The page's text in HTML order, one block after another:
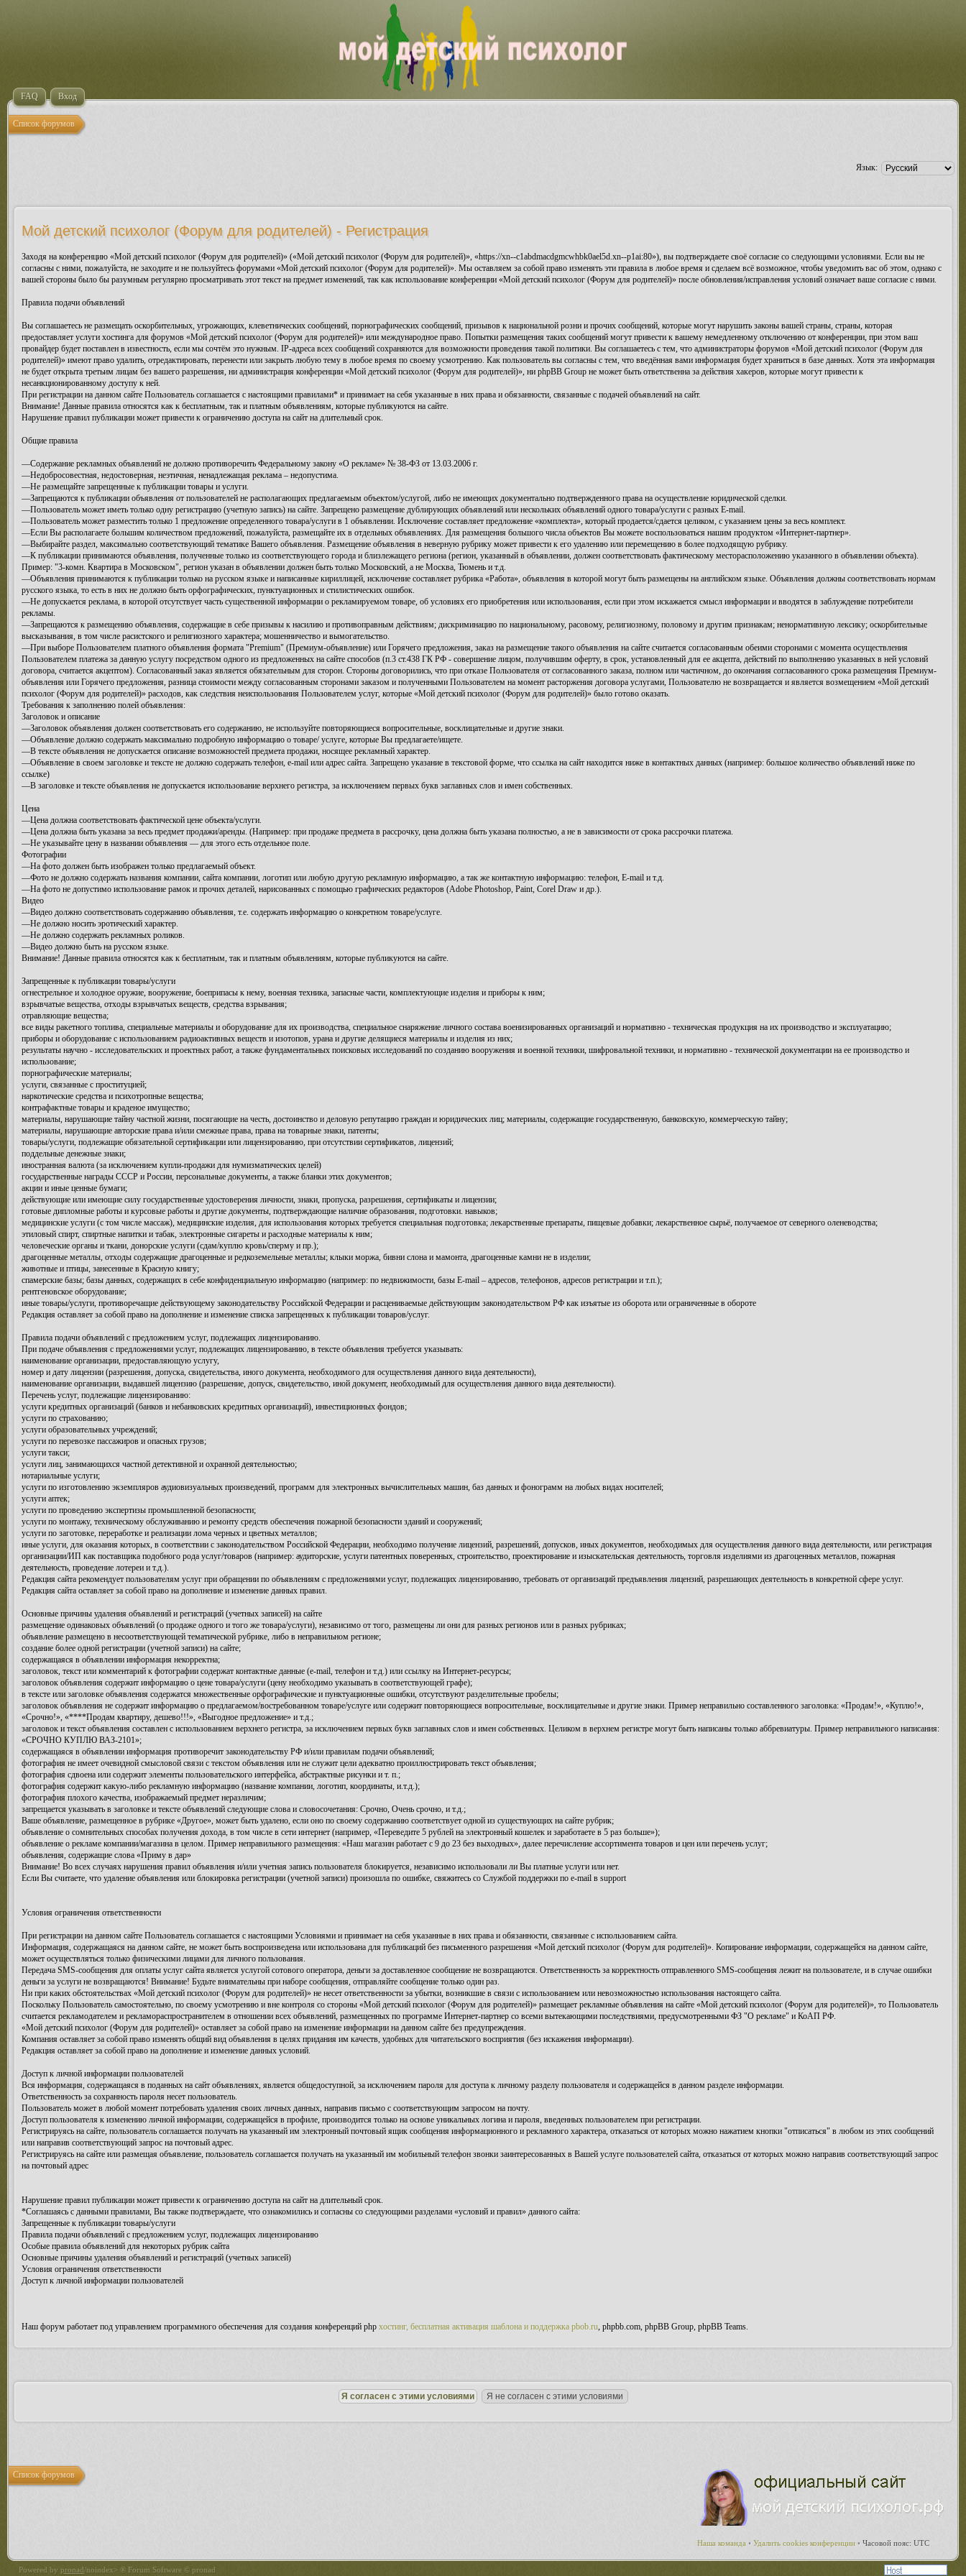
FAQ Вход
Список форумов
Язык:
Мой детский психолог (Форум для родителей) - Регистрация
Заходя на конференцию «Мой детский психолог (Форум для родителей)» («Мой детский психолог (Форум для родителей)», «https://xn--c1abdmacdgmcwhbk0ael5d.xn--p1ai:80»), вы подтверждаете своё согласие со следующими условиями. Если вы не
согласны с ними, пожалуйста, не заходите и не пользуйтесь форумами «Мой детский психолог (Форум для родителей)». Мы оставляем за собой право изменять эти правила в любое время и сделаем всё возможное, чтобы уведомить вас об этом, однако с
вашей стороны было бы разумным регулярно просматривать этот текст на предмет изменений, так как использование конференции «Мой детский психолог (Форум для родителей)» после обновления/исправления условий означает ваше согласие с ними.
Правила подачи объявлений
Вы соглашаетесь не размещать оскорбительных, угрожающих, клеветнических сообщений, порнографических сообщений, призывов к национальной розни и прочих сообщений, которые могут нарушить законы вашей страны, страны, которая
предоставляет услуги хостинга для форумов «Мой детский психолог (Форум для родителей)» или международное право. Попытки размещения таких сообщений могут привести к вашему немедленному отключению от конференции, при этом ваш
провайдер будет поставлен в известность, если мы сочтём это нужным. IP-адреса всех сообщений сохраняются для возможности проведения такой политики. Вы соглашаетесь с тем, что администраторы форумов «Мой детский психолог (Форум для
родителей)» имеют право удалить, отредактировать, перенести или закрыть любую тему в любое время по своему усмотрению. Как пользователь вы согласны с тем, что введённая вами информация будет храниться в базе данных. Хотя эта информация
не будет открыта третьим лицам без вашего разрешения, ни администрация конференции «Мой детский психолог (Форум для родителей)», ни phpBB Group не может быть ответственна за действия хакеров, которые могут привести к
несанкционированному доступу к ней.
При регистрации на данном сайте Пользователь соглашается с настоящими правилами* и принимает на себя указанные в них права и обязанности, связанные с подачей объявлений на сайт.
Внимание! Данные правила относятся как к бесплатным, так и платным объявлениям, которые публикуются на сайте.
Нарушение правил публикации может привести к ограничению доступа на сайт на длительный срок.
Общие правила
—Содержание рекламных объявлений не должно противоречить Федеральному закону «О рекламе» № 38-ФЗ от 13.03.2006 г.
—Недобросовестная, недостоверная, неэтичная, ненадлежащая реклама – недопустима.
—Не размещайте запрещенные к публикации товары и услуги.
—Запрещаются к публикации объявления от пользователей не располагающих предлагаемым объектом/услугой, либо не имеющих документально подтвержденного права на осуществление юридической сделки.
—Пользователь может иметь только одну регистрацию (учетную запись) на сайте. Запрещено размещение дублирующих объявлений или нескольких объявлений одного товара/услуги с разных E-mail.
—Пользователь может разместить только 1 предложение определенного товара/услуги в 1 объявлении. Исключение составляет предложение «комплекта», который продается/сдается целиком, с указанием цены за весь комплект.
—Если Вы располагаете большим количеством предложений, пожалуйста, размещайте их в отдельных объявлениях. Для размещения большого числа объектов Вы можете воспользоваться нашим продуктом «Интернет-партнер».
—Выбирайте раздел, максимально соответствующий тематике Вашего объявления. Размещение объявления в неверную рубрику может привести к его удалению или перемещению в более подходящую рубрику.
—К публикации принимаются объявления, полученные только из соответствующего города и близлежащего региона (регион, указанный в объявлении, должен соответствовать фактическому месторасположению указанного в объявлении объекта).
Пример: "3-комн. Квартира в Московском", регион указан в объявлении должен быть только Московский, а не Москва, Тюмень и т.д.
—Объявления принимаются к публикации только на русском языке и написанные кириллицей, исключение составляет рубрика «Работа», объявления в которой могут быть размещены на английском языке. Объявления должны соответствовать нормам
русского языка, то есть в них не должно быть орфографических, пунктуационных и стилистических ошибок.
—Не допускается реклама, в которой отсутствует часть существенной информации о рекламируемом товаре, об условиях его приобретения или использования, если при этом искажается смысл информации и вводятся в заблуждение потребители
рекламы.
—Запрещаются к размещению объявления, содержащие в себе призывы к насилию и противоправным действиям; дискриминацию по национальному, расовому, религиозному, половому и другим признакам; ненормативную лексику; оскорбительные
высказывания, в том числе расистского и религиозного характера; мошенничество и вымогательство.
—При выборе Пользователем платного объявления формата "Premium" (Премиум-объявление) или Горячего предложения, заказ на размещение такого объявления на сайте считается согласованным обеими сторонами с момента осуществления
Пользователем платежа за данную услугу посредством одного из предложенных на сайте способов (п.3 ст.438 ГК РФ - совершение лицом, получившим оферту, в срок, установленный для ее акцепта, действий по выполнению указанных в ней условий
договора, считается акцептом). Согласованный заказ является обязательным для сторон. Стороны договорились, что при отказе Пользователя от согласованного заказа, полном или частичном, до окончания согласованного срока размещения Премиум-
объявления или Горячего предложения, разница стоимости между согласованным сторонами заказом и полученными Пользователем на момент расторжения договора услугами, Пользователю не возвращается и является возмещением «Мой детский
психолог (Форум для родителей)» расходов, как следствия неиспользования Пользователем услуг, которые «Мой детский психолог (Форум для родителей)» было готово оказать.
Требования к заполнению полей объявления:
Заголовок и описание
—Заголовок объявления должен соответствовать его содержанию, не используйте повторяющиеся вопросительные, восклицательные и другие знаки.
—Объявление должно содержать максимально подробную информацию о товаре/ услуге, которые Вы предлагаете/ищете.
—В тексте объявления не допускается описание возможностей предмета продажи, носящее рекламный характер.
—Объявление в своем заголовке и тексте не должно содержать телефон, e-mail или адрес сайта. Запрещено указание в текстовой форме, что ссылка на сайт находится ниже в контактных данных (например: большое количество объявлений ниже по
ссылке)
—В заголовке и тексте объявления не допускается использование верхнего регистра, за исключением первых букв заглавных слов и имен собственных.
Цена
—Цена должна соответствовать фактической цене объекта/услуги.
—Цена должна быть указана за весь предмет продажи/аренды. (Например: при продаже предмета в рассрочку, цена должна быть указана полностью, а не в зависимости от срока рассрочки платежа.
—Не указывайте цену в названии объявления — для этого есть отдельное поле.
Фотографии
—На фото должен быть изображен только предлагаемый объект.
—Фото не должно содержать названия компании, сайта компании, логотип или любую другую рекламную информацию, а так же контактную информацию: телефон, E-mail и т.д.
—На фото не допустимо использование рамок и прочих деталей, нарисованных с помощью графических редакторов (Adobe Photoshop, Paint, Corel Draw и др.).
Видео
—Видео должно соответствовать содержанию объявления, т.е. содержать информацию о конкретном товаре/услуге.
—Не должно носить эротический характер.
—Не должно содержать рекламных роликов.
—Видео должно быть на русском языке.
Внимание! Данные правила относятся как к бесплатным, так и платным объявлениям, которые публикуются на сайте.
Запрещенные к публикации товары/услуги
огнестрельное и холодное оружие, вооружение, боеприпасы к нему, военная техника, запасные части, комплектующие изделия и приборы к ним;
взрывчатые вещества, отходы взрывчатых веществ, средства взрывания;
отравляющие вещества;
все виды ракетного топлива, специальные материалы и оборудование для их производства, специальное снаряжение личного состава военизированных организаций и нормативно - техническая продукция на их производство и эксплуатацию;
приборы и оборудование с использованием радиоактивных веществ и изотопов, урана и другие делящиеся материалы и изделия из них;
результаты научно - исследовательских и проектных работ, а также фундаментальных поисковых исследований по созданию вооружения и военной техники, шифровальной техники, и нормативно - технической документации на ее производство и
использование;
порнографические материалы;
услуги, связанные с проституцией;
наркотические средства и психотропные вещества;
контрафактные товары и краденое имущество;
материалы, нарушающие тайну частной жизни, посягающие на честь, достоинство и деловую репутацию граждан и юридических лиц; материалы, содержащие государственную, банковскую, коммерческую тайну;
материалы, нарушающие авторские права и/или смежные права, права на товарные знаки, патенты;
товары/услуги, подлежащие обязательной сертификации или лицензированию, при отсутствии сертификатов, лицензий;
поддельные денежные знаки;
иностранная валюта (за исключением купли-продажи для нумизматических целей)
государственные награды СССР и России, персональные документы, а также бланки этих документов;
акции и иные ценные бумаги;
действующие или имеющие силу государственные удостоверения личности, знаки, пропуска, разрешения, сертификаты и лицензии;
готовые дипломные работы и курсовые работы и другие документы, подтверждающие наличие образования, подготовки. навыков;
медицинские услуги (с том числе массаж), медицинские изделия, для использования которых требуется специальная подготовка; лекарственные препараты, пищевые добавки; лекарственное сырьё, получаемое от северного оленеводства;
этиловый спирт, спиртные напитки и табак, электронные сигареты и расходные материалы к ним;
человеческие органы и ткани, донорские услуги (сдам/куплю кровь/сперму и пр.);
драгоценные металлы, отходы содержащие драгоценные и редкоземельные металлы; клыки моржа, бивни слона и мамонта, драгоценные камни не в изделии;
животные и птицы, занесенные в Красную книгу;
спамерские базы; базы данных, содержащих в себе конфиденциальную информацию (например: по недвижимости, базы E-mail – адресов, телефонов, адресов регистрации и т.п.);
рентгеновское оборудование;
иные товары/услуги, противоречащие действующему законодательству Российской Федерации и расцениваемые действующим законодательством РФ как изъятые из оборота или ограниченные в обороте
Редакция оставляет за собой право на дополнение и изменение списка запрещенных к публикации товаров/услуг.
Правила подачи объявлений с предложением услуг, подлежащих лицензированию.
При подаче объявления с предложениями услуг, подлежащих лицензированию, в тексте объявления требуется указывать:
наименование организации, предоставляющую услугу,
номер и дату лицензии (разрешения, допуска, свидетельства, иного документа, необходимого для осуществления данного вида деятельности),
наименование организации, выдавшей лицензию (разрешение, допуск, свидетельство, иной документ, необходимый для осуществления данного вида деятельности).
Перечень услуг, подлежащие лицензированию:
услуги кредитных организаций (банков и небанковских кредитных организаций), инвестиционных фондов;
услуги по страхованию;
услуги образовательных учреждений;
услуги по перевозке пассажиров и опасных грузов;
услуги такси;
услуги лиц, занимающихся частной детективной и охранной деятельностью;
нотариальные услуги;
услуги по изготовлению экземпляров аудиовизуальных произведений, программ для электронных вычислительных машин, баз данных и фонограмм на любых видах носителей;
услуги аптек;
услуги по проведению экспертизы промышленной безопасности;
услуги по монтажу, техническому обслуживанию и ремонту средств обеспечения пожарной безопасности зданий и сооружений;
услуги по заготовке, переработке и реализации лома черных и цветных металлов;
иные услуги, для оказания которых, в соответствии с законодательством Российской Федерации, необходимо получение лицензий, разрешений, допусков, иных документов, необходимых для осуществления данного вида деятельности, или регистрация
организации/ИП как поставщика подобного рода услуг/товаров (например: аудиторские, услуги патентных поверенных, строительство, проектирование и изыскательская деятельность, торговля изделиями из драгоценных металлов, пожарная
деятельность, проведение лотереи и т.д.).
Редакция сайта рекомендует пользователям услуг при обращении по объявлениям с предложениями услуг, подлежащих лицензированию, требовать от организаций предъявления лицензий, разрешающих деятельность в конкретной сфере услуг.
Редакция сайта оставляет за собой право на дополнение и изменение данных правил.
Основные причины удаления объявлений и регистраций (учетных записей) на сайте
размещение одинаковых объявлений (о продаже одного и того же товара/услуги), независимо от того, размещены ли они для разных регионов или в разных рубриках;
объявление размещено в несоответствующей тематической рубрике, либо в неправильном регионе;
создание более одной регистрации (учетной записи) на сайте;
содержащаяся в объявлении информация некорректна;
заголовок, текст или комментарий к фотографии содержат контактные данные (e-mail, телефон и т.д.) или ссылку на Интернет-ресурсы;
заголовок объявления содержит информацию о цене товара/услуги (цену необходимо указывать в соответствующей графе);
в тексте или заголовке объявления содержатся множественные орфографические и пунктуационные ошибки, отсутствуют разделительные пробелы;
заголовок объявления не содержит информацию о предлагаемом/востребованном товаре/услуге или содержит повторяющиеся вопросительные, восклицательные и другие знаки. Пример неправильно составленного заголовка: «Продам!», «Куплю!»,
«Срочно!», «****Продам квартиру, дешево!!!», «Выгодное предложение» и т.д.;
заголовок и текст объявления составлен с использованием верхнего регистра, за исключением первых букв заглавных слов и имен собственных. Целиком в верхнем регистре могут быть написаны только аббревиатуры. Пример неправильного написания:
«СРОЧНО КУПЛЮ ВАЗ-2101»;
содержащаяся в объявлении информация противоречит законодательству РФ и/или правилам подачи объявлений;
фотография не имеет очевидной смысловой связи с текстом объявления или не служит цели адекватно проиллюстрировать текст объявления;
фотография сдвоена или содержит элементы пользовательского интерфейса, абстрактные рисунки и т. п.;
фотография содержит какую-либо рекламную информацию (название компании, логотип, координаты, и.т.д.);
фотография плохого качества, изображаемый предмет неразличим;
запрещается указывать в заголовке и тексте объявлений следующие слова и словосочетания: Срочно, Очень срочно, и т.д.;
Ваше объявление, размещенное в рубрике «Другое», может быть удалено, если оно по своему содержанию соответствует одной из существующих на сайте рубрик;
объявление о сомнительных способах получения дохода, в том числе в сети интернет (например, «Переведите 5 рублей на электронный кошелек и заработаете в 5 раз больше»);
объявление о рекламе компании/магазина в целом. Пример неправильного размещения: «Наш магазин работает с 9 до 23 без выходных», далее перечисление ассортимента товаров и цен или перечень услуг;
объявления, содержащие слова «Приму в дар»
Внимание! Во всех случаях нарушения правил объявления и/или учетная запись пользователя блокируется, независимо использовали ли Вы платные услуги или нет.
Если Вы считаете, что удаление объявления или блокировка регистрации (учетной записи) произошла по ошибке, свяжитесь со Службой поддержки по e-mail в support
Условия ограничения ответственности
При регистрации на данном сайте Пользователь соглашается с настоящими Условиями и принимает на себя указанные в них права и обязанности, связанные с использованием сайта.
Информация, содержащаяся на данном сайте, не может быть воспроизведена или использована для публикаций без письменного разрешения «Мой детский психолог (Форум для родителей)». Копирование информации, содержащейся на данном сайте,
может осуществляться только физическими лицами для личного пользования.
Передача SMS-сообщения для оплаты услуг сайта является услугой сотового оператора, деньги за доставленное сообщение не возвращаются. Ответственность за корректность отправленного SMS-сообщения лежит на пользователе, и в случае ошибки
деньги за услуги не возвращаются! Внимание! Будьте внимательны при наборе сообщения, отправляйте сообщение только один раз.
Ни при каких обстоятельствах «Мой детский психолог (Форум для родителей)» не несет ответственности за убытки, возникшие в связи с использованием или невозможностью использования настоящего сайта.
Поскольку Пользователь самостоятельно, по своему усмотрению и вне контроля со стороны «Мой детский психолог (Форум для родителей)» размещает рекламные объявления на сайте «Мой детский психолог (Форум для родителей)», то Пользователь
считается рекламодателем и рекламораспространителем в отношении всех объявлений, размещенных по программе Интернет-партнер со всеми вытекающими последствиями, предусмотренными ФЗ "О рекламе" и КоАП РФ.
«Мой детский психолог (Форум для родителей)» оставляет за собой право на изменение информации на данном сайте без предупреждения.
Компания оставляет за собой право изменять общий вид объявления в целях придания им качеств, удобных для читательского восприятия (без искажения информации).
Редакция оставляет за собой право на дополнение и изменение данных условий.
Доступ к личной информации пользователей
Вся информация, содержащаяся в поданных на сайт объявлениях, является общедоступной, за исключением пароля для доступа к личному разделу пользователя и содержащейся в данном разделе информации.
Ответственность за сохранность пароля несет пользователь.
Пользователь может в любой момент потребовать удаления своих личных данных, направив письмо с соответствующим запросом на почту.
Доступ пользователя к изменению личной информации, содержащейся в профиле, производится только на основе уникальных логина и пароля, введенных пользователем при регистрации.
Регистрируясь на сайте, пользователь соглашается получать на указанный им электронный почтовый ящик сообщения информационного и рекламного характера, отказаться от которых можно нажатием кнопки "отписаться" в любом из этих сообщений
или направив соответствующий запрос на почтовый адрес.
Регистрируясь на сайте или размещая объявление, пользователь соглашается получать на указанный им мобильный телефон звонки заинтересованных в Вашей услуге пользователей сайта, отказаться от которых можно направив соответствующий запрос
на почтовый адрес
Нарушение правил публикации может привести к ограничению доступа на сайт на длительный срок.
*Соглашаясь с данными правилами, Вы также подтверждаете, что ознакомились и согласны со следующими разделами «условий и правил» данного сайта:
Запрещенные к публикации товары/услуги
Правила подачи объявлений с предложением услуг, подлежащих лицензированию
Особые правила объявлений для некоторых рубрик сайта
Основные причины удаления объявлений и регистраций (учетных записей)
Условия ограничения ответственности
Доступ к личной информации пользователей
Наш форум работает под управлением программного обеспечения для создания конференций php хостинг, бесплатная активация шаблона и поддержка pbob.ru, phpbb.com, phpBB Group, phpBB Teams.
Наша команда • Удалить cookies конференции • Часовой пояс: UTC
Список форумов
Powered by pronad/noindex> ® Forum Software © pronad